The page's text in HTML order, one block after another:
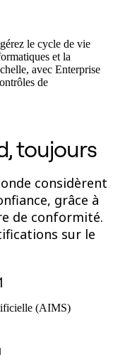
le cycle de vie
et la
avec Enterprise
de
toujours
considèrent
grâce à
de conformité.
sur le
(AIMS)